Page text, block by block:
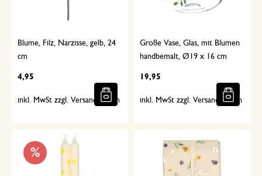
Blume, Filz, Narzisse, gelb, 24
cm
4,95
inkl. MwSt zzgl. Versandkosten
Große Vase, Glas, mit Blumen
handbemalt, Ø19 x 16 cm
19,95
inkl. MwSt zzgl. Versandkosten
%